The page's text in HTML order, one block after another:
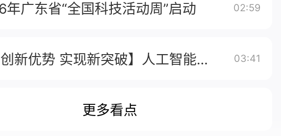
广东省“全国科技活动周”启动 02:59
【增创新优势 实现新突破】人工智能赋能提效 邮政快递业加速迈向智能化 03:41
更多看点